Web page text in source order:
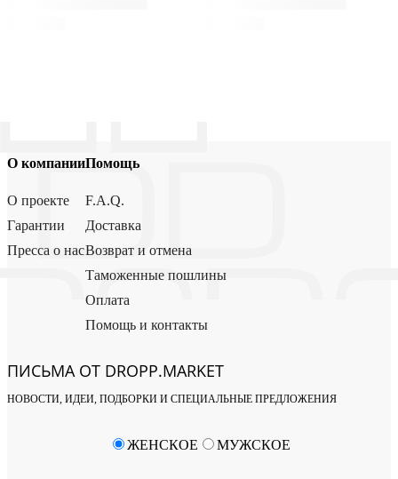
О компании
О проекте
Гарантии
Пресса о нас
Помощь
F.A.Q.
Доставка
Возврат и отмена
Таможенные пошлины
Оплата
Помощь и контакты
ПИСЬМА ОТ DROPP.MARKET
НОВОСТИ, ИДЕИ, ПОДБОРКИ И СПЕЦИАЛЬНЫЕ ПРЕДЛОЖЕНИЯ
ЖЕНСКОЕ МУЖСКОЕ